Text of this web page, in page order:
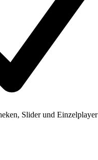
Slider und Einzelplayer